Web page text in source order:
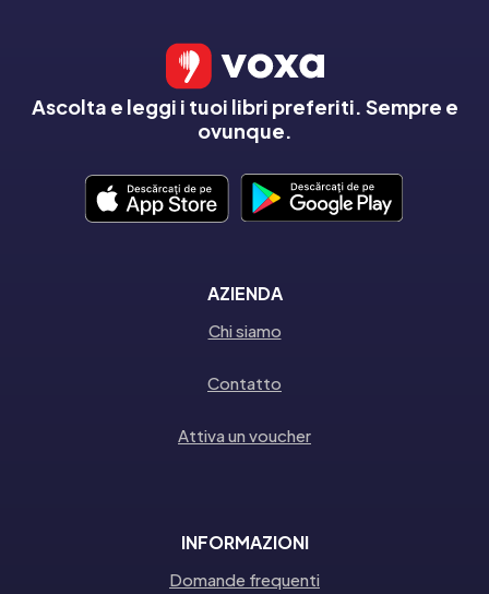
Ascolta e leggi i tuoi libri preferiti. Sempre e
ovunque.
AZIENDA
Chi siamo
Contatto
Attiva un voucher
INFORMAZIONI
Domande frequenti